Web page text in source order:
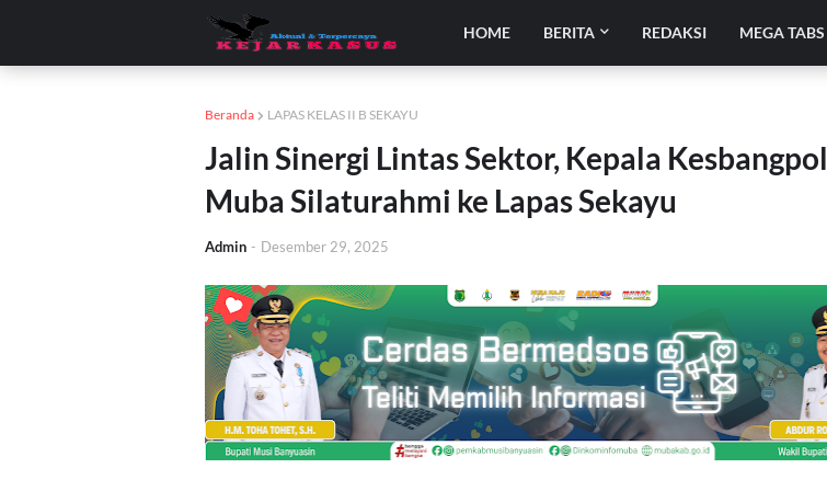
HOME BERITA REDAKSI MEGA TABS
Beranda LAPAS KELAS II B SEKAYU
Jalin Sinergi Lintas Sektor, Kepala Kesbangpol
Muba Silaturahmi ke Lapas Sekayu
Admin - Desember 29, 2025